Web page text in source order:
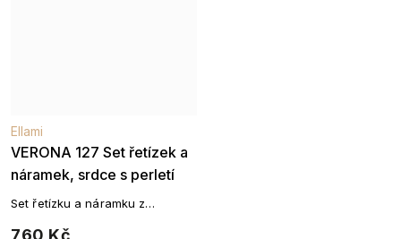
VERONA 127 Set řetízek a
náramek, srdce s perletí
Ellami
760 Kč
Set řetízku a náramku z